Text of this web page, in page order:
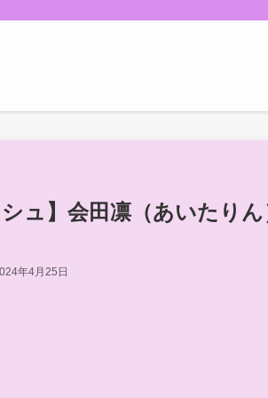
シュ】会田凛（あいたり
年4月25日